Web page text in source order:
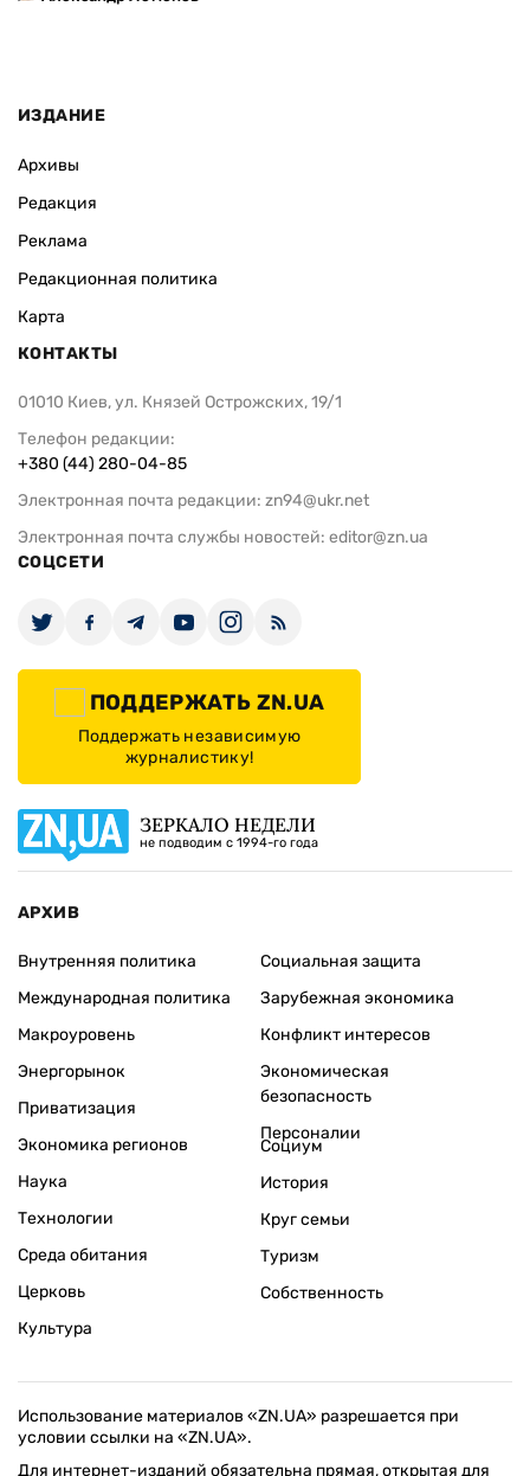
ИЗДАНИЕ
Архивы
Редакция
Реклама
Редакционная политика
Карта
КОНТАКТЫ
01010 Киев, ул. Князей Острожских, 19/1
Телефон редакции:
+380 (44) 280-04-85
Электронная почта редакции: zn94@ukr.net
Электронная почта службы новостей: editor@zn.ua
СОЦСЕТИ
ПОДДЕРЖАТЬ ZN.UA
Поддержать независимую
журналистику!
ЗЕРКАЛО НЕДЕЛИ
не подводим с 1994-го года
АРХИВ
Внутренняя политика
Международная политика
Макроуровень
Энергорынок
Приватизация
Экономика регионов
Социальная защита
Зарубежная экономика
Конфликт интересов
Экономическая
безопасность
Персоналии
Наука
Технологии
Среда обитания
Церковь
Культура
Социум
История
Круг семьи
Туризм
Собственность
Использование материалов «ZN.UA» разрешается при
условии ссылки на «ZN.UA».
Для интернет-изданий обязательна прямая, открытая для